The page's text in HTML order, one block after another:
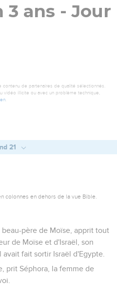
3 ans - Jour
de partenaires de qualité sélectionnés.
vidéo illicite ou avec un problème technique,
21
colonnes en dehors de la vue Bible.
père de Moïse, apprit tout
de Moïse et d'Israël, son
fait sortir Israël d'Egypte.
prit Séphora, la femme de